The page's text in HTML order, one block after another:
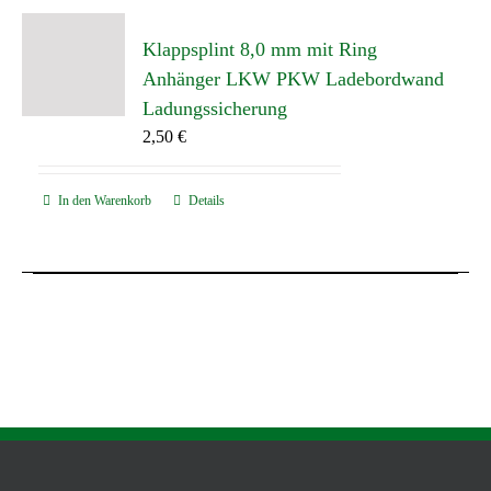
Klappsplint 8,0 mm mit Ring
Anhänger LKW PKW Ladebordwand
Ladungssicherung
2,50 €
In den Warenkorb Details